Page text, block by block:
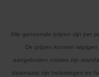
Alle genoemde prijzen zijn per
De prijzen kunnen
aangeboden cruises zijn
daarnaast zijn belastingen en